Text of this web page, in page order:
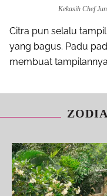
Kekasih Chef
Citra pun selalu
yang bagus. Padu
membuat
Pinterest
Mail